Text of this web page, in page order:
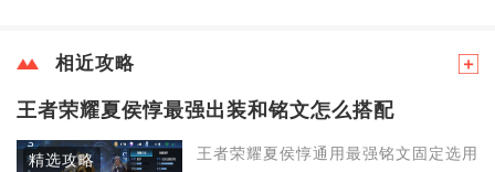
相近攻略
王者荣耀夏侯惇最强出装和铭文怎么搭配
精选攻略
王者荣耀夏侯惇通用最强铭文固定选用